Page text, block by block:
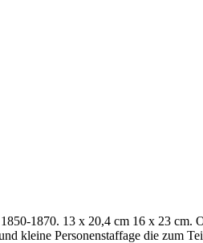
1870. 13 x 20,4 cm 16 x 23 cm.
kleine Personenstaffage die zum